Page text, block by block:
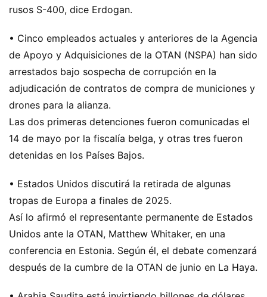
rusos S-400, dice Erdogan.
• Cinco empleados actuales y anteriores de la Agencia
de Apoyo y Adquisiciones de la OTAN (NSPA) han sido
arrestados bajo sospecha de corrupción en la
adjudicación de contratos de compra de municiones y
drones para la alianza.
Las dos primeras detenciones fueron comunicadas el
14 de mayo por la fiscalía belga, y otras tres fueron
detenidas en los Países Bajos.
• Estados Unidos discutirá la retirada de algunas
tropas de Europa a finales de 2025.
Así lo afirmó el representante permanente de Estados
Unidos ante la OTAN, Matthew Whitaker, en una
conferencia en Estonia. Según él, el debate comenzará
después de la cumbre de la OTAN de junio en La Haya.